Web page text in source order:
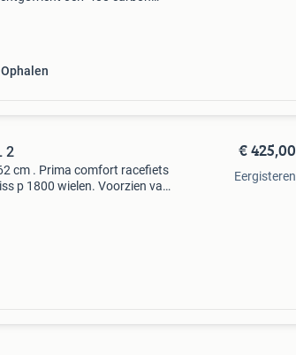
Ophalen
2
cm . Prima comfort racefiets
p 1800 wielen. Voorzien van
€ 425,00
Eergisteren